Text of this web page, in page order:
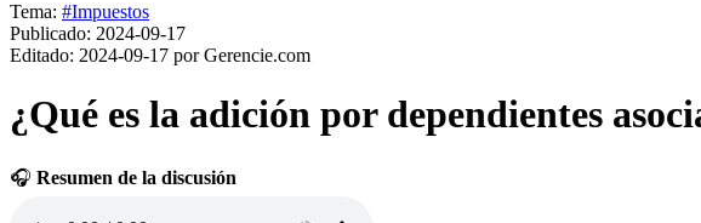
Tema: #Impuestos
Publicado: 2024-09-17
Editado: 2024-09-17 por Gerencie.com
¿Qué es la adición por dependientes
🎧 Resumen de la discusión